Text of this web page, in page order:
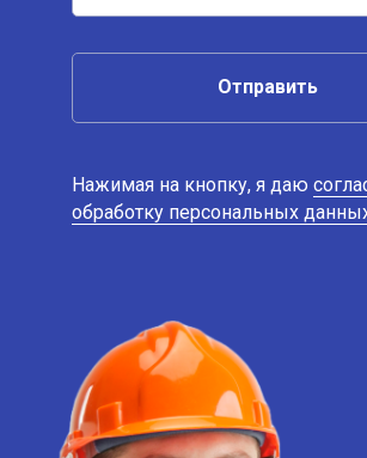
Отправить
Нажимая на кнопку, я даю
обработку персональных